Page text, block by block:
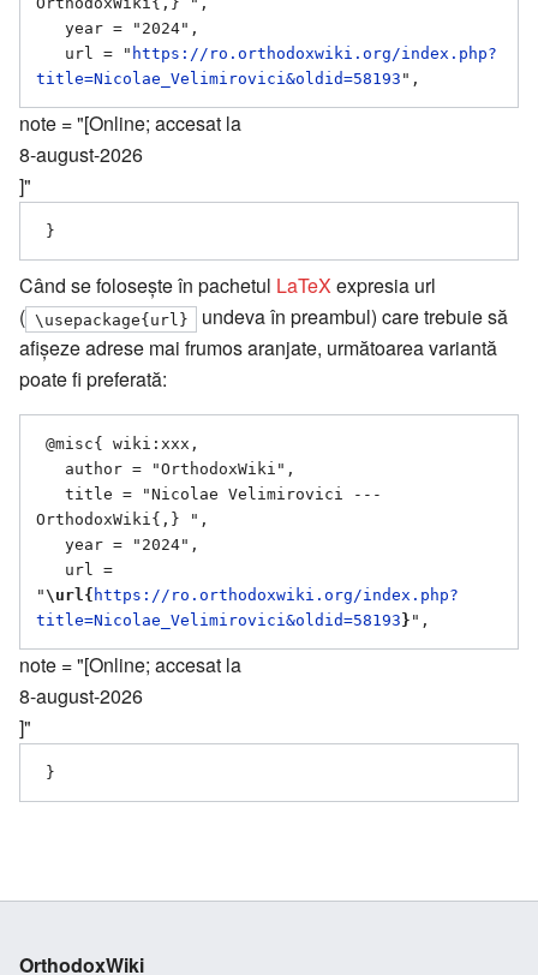
   url = "
https://ro.orthodoxwiki.org/index.php?
title=Nicolae_Velimirovici&oldid=58193
note = "[Online; accesat la
8-august-2026
]"
Când se folosește în pachetul LaTeX expresia url
( \usepackage{url}
undeva în preambul) care trebuie să
afișeze adrese mai frumos aranjate, următoarea variantă
poate fi preferată:
OrthodoxWiki{,} ",
" \url{ https://ro.orthodoxwiki.org/index.php?
title=Nicolae_Velimirovici&oldid=58193 }
note = "[Online; accesat la
8-august-2026
]"
OrthodoxWiki